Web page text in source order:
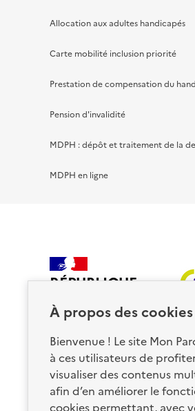
À propos des cookies
Bienvenue ! Le site Mon
à ces utilisateurs de
visualiser des contenus
afin d’en améliorer le
cookies permettant, avec
Allocation aux adultes handicapés
Carte mobilité inclusion priorité
Prestation de compensation du
Pension d'invalidité
MDPH : dépôt et traitement de la
MDPH en ligne
RÉPUBLIQUE
Nos partenaires